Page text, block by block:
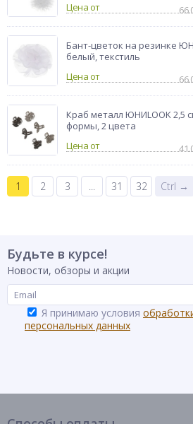
Цена от
Бант-цветок на резинке
белый, текстиль
Цена от
Краб металл ЮНИLOOK 2,5
формы, 2 цвета
Цена от
1 2 3 ... 31 32 Ctrl →
Будьте в курсе!
Новости, обзоры и акции
Я принимаю условия
персональных данных